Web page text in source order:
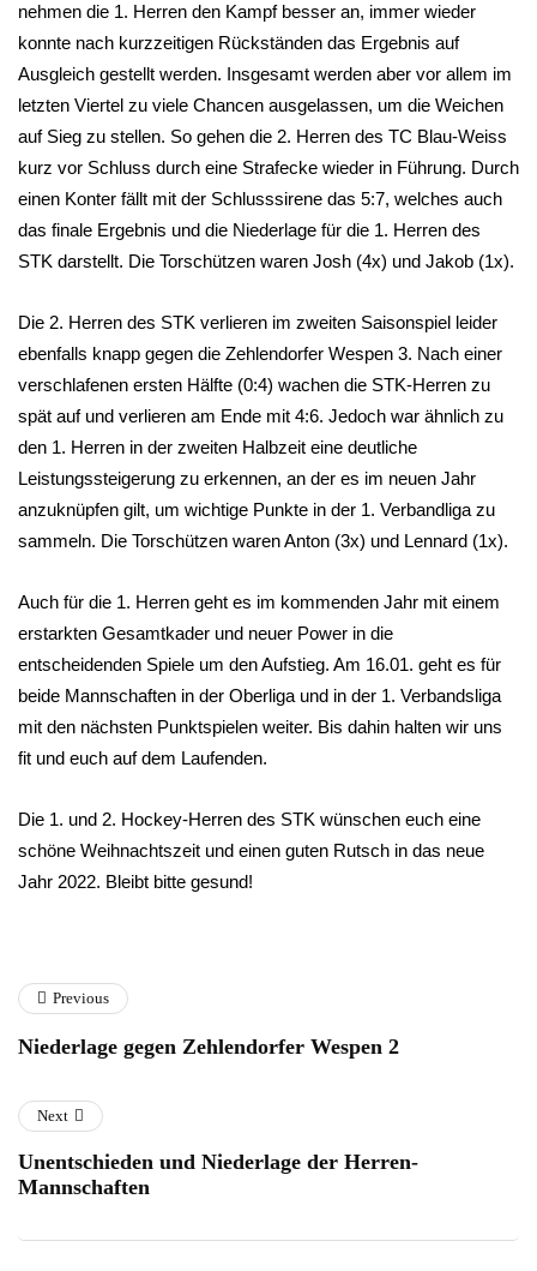
nehmen die 1. Herren den Kampf besser an, immer wieder
konnte nach kurzzeitigen Rückständen das Ergebnis auf
Ausgleich gestellt werden. Insgesamt werden aber vor allem im
letzten Viertel zu viele Chancen ausgelassen, um die Weichen
auf Sieg zu stellen. So gehen die 2. Herren des TC Blau-Weiss
kurz vor Schluss durch eine Strafecke wieder in Führung. Durch
einen Konter fällt mit der Schlusssirene das 5:7, welches auch
das finale Ergebnis und die Niederlage für die 1. Herren des
STK darstellt. Die Torschützen waren Josh (4x) und Jakob (1x).
Die 2. Herren des STK verlieren im zweiten Saisonspiel leider
ebenfalls knapp gegen die Zehlendorfer Wespen 3. Nach einer
verschlafenen ersten Hälfte (0:4) wachen die STK-Herren zu
spät auf und verlieren am Ende mit 4:6. Jedoch war ähnlich zu
den 1. Herren in der zweiten Halbzeit eine deutliche
Leistungssteigerung zu erkennen, an der es im neuen Jahr
anzuknüpfen gilt, um wichtige Punkte in der 1. Verbandliga zu
sammeln. Die Torschützen waren Anton (3x) und Lennard (1x).
Auch für die 1. Herren geht es im kommenden Jahr mit einem
erstarkten Gesamtkader und neuer Power in die
entscheidenden Spiele um den Aufstieg. Am 16.01. geht es für
beide Mannschaften in der Oberliga und in der 1. Verbandsliga
mit den nächsten Punktspielen weiter. Bis dahin halten wir uns
fit und euch auf dem Laufenden.
Die 1. und 2. Hockey-Herren des STK wünschen euch eine
schöne Weihnachtszeit und einen guten Rutsch in das neue
Jahr 2022. Bleibt bitte gesund!
Previous
Niederlage gegen Zehlendorfer Wespen 2
Next
Unentschieden und Niederlage der Herren-
Mannschaften